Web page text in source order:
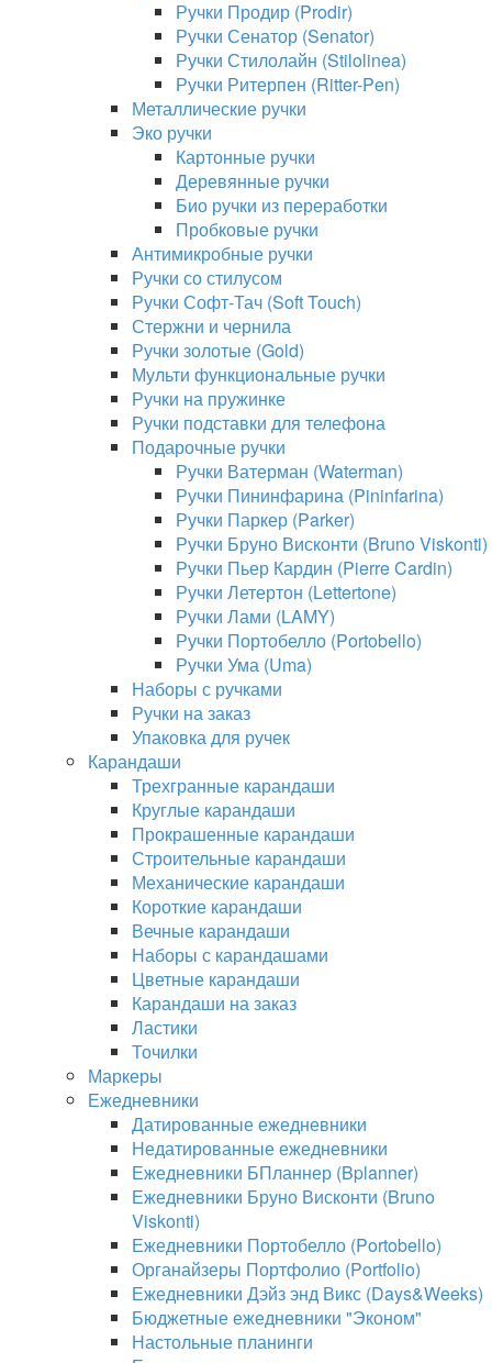
Ручки Продир (Prodir)
Ручки Сенатор (Senator)
Ручки Стилолайн (Stilolinea)
Ручки Ритерпен (Ritter-Pen)
Металлические ручки
Эко ручки
Картонные ручки
Деревянные ручки
Био ручки из переработки
Пробковые ручки
Антимикробные ручки
Ручки со стилусом
Ручки Софт-Тач (Soft Touch)
Стержни и чернила
Ручки золотые (Gold)
Мульти функциональные ручки
Ручки на пружинке
Ручки подставки для телефона
Подарочные ручки
Ручки Ватерман (Waterman)
Ручки Пининфарина (Pininfarina)
Ручки Паркер (Parker)
Ручки Бруно Висконти (Bruno Viskonti)
Ручки Пьер Кардин (Pierre Cardin)
Ручки Летертон (Lettertone)
Ручки Лами (LAMY)
Ручки Портобелло (Portobello)
Ручки Ума (Uma)
Наборы с ручками
Ручки на заказ
Упаковка для ручек
Карандаши
Трехгранные карандаши
Круглые карандаши
Прокрашенные карандаши
Строительные карандаши
Механические карандаши
Короткие карандаши
Вечные карандаши
Наборы с карандашами
Цветные карандаши
Карандаши на заказ
Ластики
Точилки
Маркеры
Ежедневники
Датированные ежедневники
Недатированные ежедневники
Ежедневники БПланнер (Bplanner)
Ежедневники Бруно Висконти (Bruno
Viskonti)
Ежедневники Портобелло (Portobello)
Органайзеры Портфолио (Portfolio)
Ежедневники Дэйз энд Викс (Days&Weeks)
Бюджетные ежедневники "Эконом"
Настольные планинги